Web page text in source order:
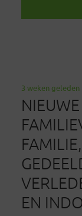
3 weken geleden
NIEUWE
EN